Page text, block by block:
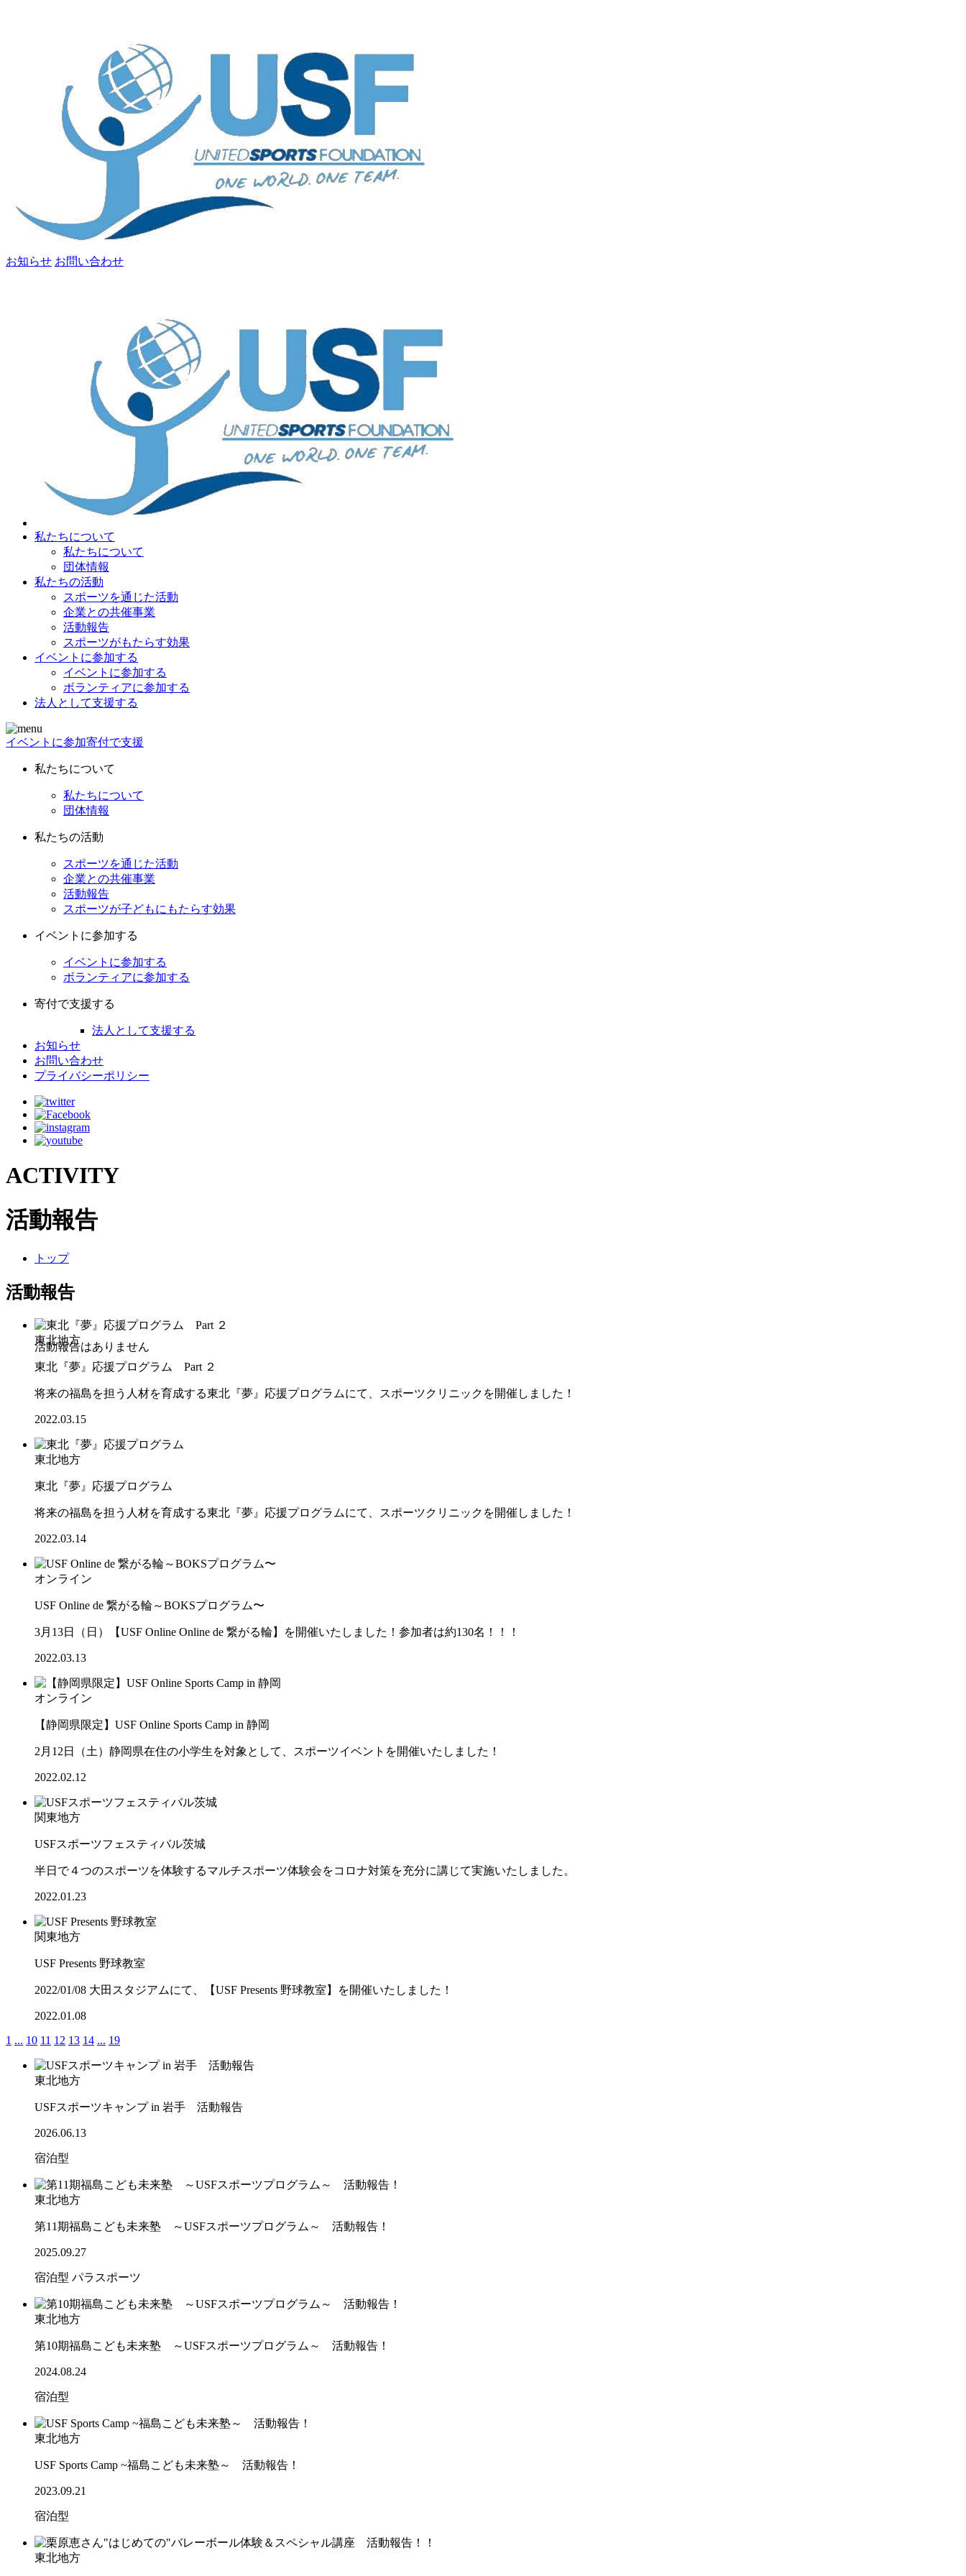
お知らせ お問い合わせ
私たちについて
私たちについて
団体情報
私たちの活動
スポーツを通じた活動
企業との共催事業
活動報告
スポーツがもたらす効果
イベントに参加する
イベントに参加する
ボランティアに参加する
法人として支援する
イベントに参加寄付で支援
私たちについて
私たちについて
団体情報
私たちの活動
スポーツを通じた活動
企業との共催事業
活動報告
スポーツが子どもにもたらす効果
イベントに参加する
イベントに参加する
ボランティアに参加する
寄付で支援する
法人として支援する
お知らせ
お問い合わせ
プライバシーポリシー
ACTIVITY
活動報告
トップ
活動報告
東北地方
東北『夢』応援プログラム Part ２
将来の福島を担う人材を育成する東北『夢』応援プログラムにて、スポーツクリニックを開催しました！
2022.03.15
東北地方
東北『夢』応援プログラム
将来の福島を担う人材を育成する東北『夢』応援プログラムにて、スポーツクリニックを開催しました！
2022.03.14
オンライン
USF Online de 繋がる輪～BOKSプログラム〜
3月13日（日）【USF Online Online de 繋がる輪】を開催いたしました！参加者は約130名！！！
2022.03.13
オンライン
【静岡県限定】USF Online Sports Camp in 静岡
2月12日（土）静岡県在住の小学生を対象として、スポーツイベントを開催いたしました！
2022.02.12
関東地方
USFスポーツフェスティバル茨城
半日で４つのスポーツを体験するマルチスポーツ体験会をコロナ対策を充分に講じて実施いたしました。
2022.01.23
関東地方
USF Presents 野球教室
2022/01/08 大田スタジアムにて、【USF Presents 野球教室】を開催いたしました！
2022.01.08
1 ... 10 11 12 13 14 ... 19
東北地方
USFスポーツキャンプ in 岩手 活動報告
2026.06.13
宿泊型
東北地方
第11期福島こども未来塾 ～USFスポーツプログラム～ 活動報告！
2025.09.27
宿泊型 パラスポーツ
東北地方
第10期福島こども未来塾 ～USFスポーツプログラム～ 活動報告！
2024.08.24
宿泊型
東北地方
USF Sports Camp ~福島こども未来塾～ 活動報告！
2023.09.21
宿泊型
東北地方